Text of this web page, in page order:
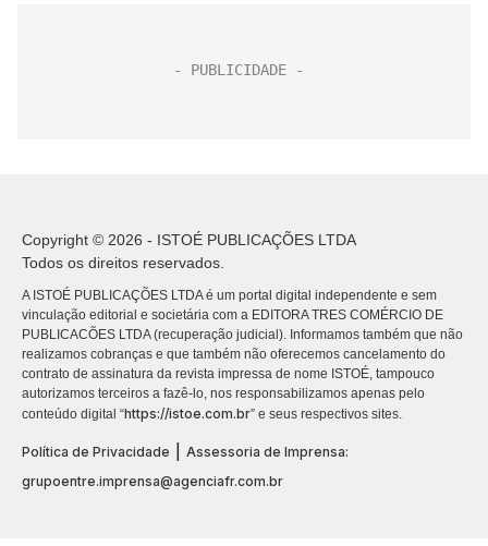
Copyright © 2026 - ISTOÉ PUBLICAÇÕES LTDA
Todos os direitos reservados.
A ISTOÉ PUBLICAÇÕES LTDA é um portal digital independente e sem
vinculação editorial e societária com a EDITORA TRES COMÉRCIO DE
PUBLICACÕES LTDA (recuperação judicial). Informamos também que não
realizamos cobranças e que também não oferecemos cancelamento do
contrato de assinatura da revista impressa de nome ISTOÉ, tampouco
autorizamos terceiros a fazê-lo, nos responsabilizamos apenas pelo
conteúdo digital “https://istoe.com.br” e seus respectivos sites.
Política de Privacidade
Assessoria de Imprensa:
grupoentre.imprensa@agenciafr.com.br